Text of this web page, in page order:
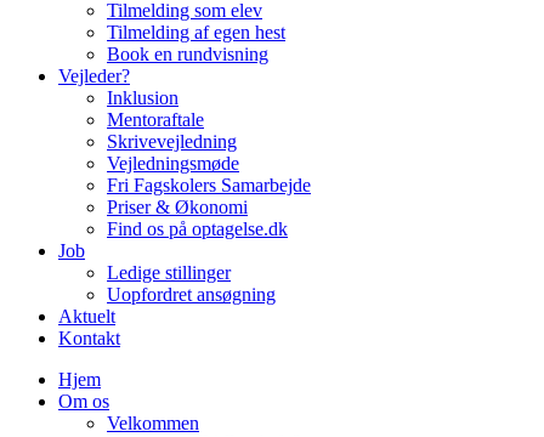
Tilmelding som elev
Tilmelding af egen hest
Book en rundvisning
Vejleder?
Inklusion
Mentoraftale
Skrivevejledning
Vejledningsmøde
Fri Fagskolers Samarbejde
Priser & Økonomi
Find os på optagelse.dk
Job
Ledige stillinger
Uopfordret ansøgning
Aktuelt
Kontakt
Hjem
Om os
Velkommen